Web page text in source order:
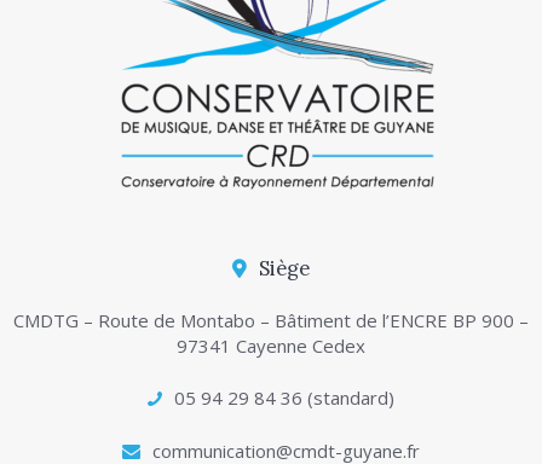
Siège
CMDTG – Route de Montabo – Bâtiment de l’ENCRE BP 900 –
97341 Cayenne Cedex
05 94 29 84 36 (standard)
communication@cmdt-guyane.fr